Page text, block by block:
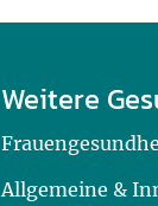
Weitere
Allgemeine &